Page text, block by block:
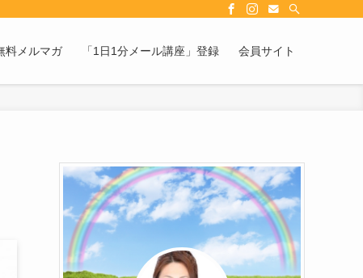
料メルマガ 「1日1分メール講座」登録 会員サイト